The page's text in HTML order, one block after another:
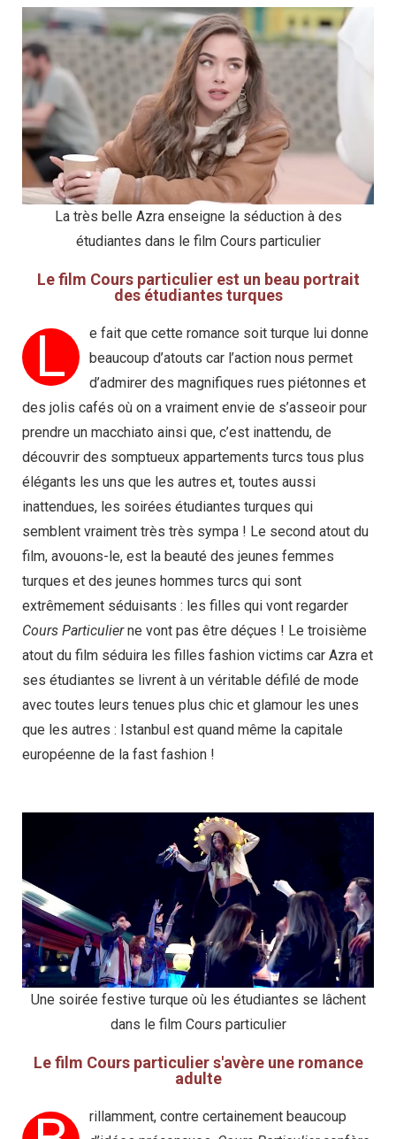
La très belle Azra enseigne la séduction à des
étudiantes dans le film Cours particulier
Le film Cours particulier est un beau portrait
des étudiantes turques
L
e fait que cette romance soit turque lui donne
beaucoup d’atouts car l’action nous permet
d’admirer des magnifiques rues piétonnes et
des jolis cafés où on a vraiment envie de s’asseoir pour
prendre un macchiato ainsi que, c’est inattendu, de
découvrir des somptueux appartements turcs tous plus
élégants les uns que les autres et, toutes aussi
inattendues, les soirées étudiantes turques qui
semblent vraiment très très sympa ! Le second atout du
film, avouons-le, est la beauté des jeunes femmes
turques et des jeunes hommes turcs qui sont
extrêmement séduisants : les filles qui vont regarder
Cours Particulierne vont pas être déçues ! Le troisième
atout du film séduira les filles fashion victims car Azra et
ses étudiantes se livrent à un véritable défilé de mode
avec toutes leurs tenues plus chic et glamour les unes
que les autres : Istanbul est quand même la capitale
européenne de la fast fashion !
Une soirée festive turque où les étudiantes se lâchent
dans le film Cours particulier
Le film Cours particulier s'avère une romance
adulte
rillamment, contre certainement beaucoup